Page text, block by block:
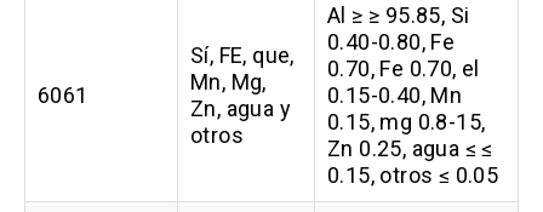
6061
Sí, FE, que,
Mn, Mg,
Zn, agua y
otros
Al ≥ ≥ 95.85, Si
0.40-0.80, Fe
0.70, Fe 0.70, el
0.15-0.40, Mn
0.15, mg 0.8-15,
Zn 0.25, agua ≤ ≤
0.15, otros ≤ 0.05